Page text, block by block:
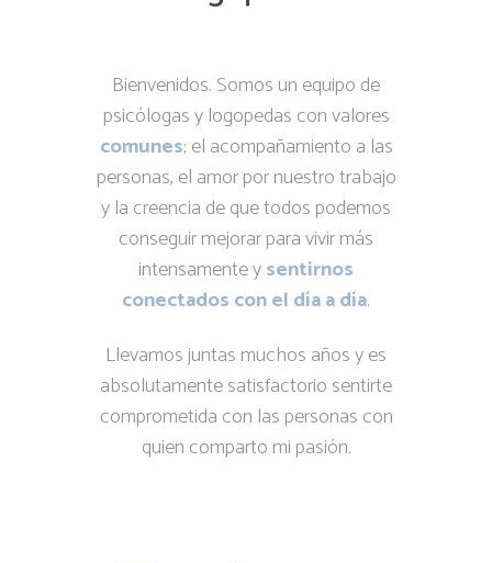
Bienvenidos. Somos un equipo de
psicólogas y logopedas con valores
comunes; el acompañamiento a las
personas, el amor por nuestro trabajo
y la creencia de que todos podemos
conseguir mejorar para vivir más
intensamente ysentirnos
conectados con el día a día.
Llevamos juntas muchos años y es
absolutamente satisfactorio sentirte
comprometida con las personas con
quien comparto mi pasión.